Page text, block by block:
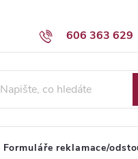
606 363 629
Obchodní podmínky
Formuláře reklamace/